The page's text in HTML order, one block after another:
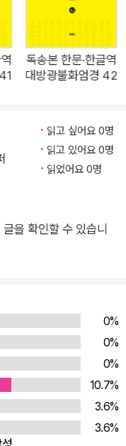
될 11품에 대한 서론과
. 부처님이 보리도량에
번에 걸쳐 39품을 설하
광명전인데 제7회 법회
게 보안보살의 질문에
게는 열 가지 대삼매를
, 청정심심행 대삼매,
명장 대삼매, 일곱째,
중생차별신 대삼매, 아
매이다. 이 열 가지 중
그지없는 큰마음을 내
, 삼매에 들어가는 열 가
열 가지 지혜, 삼매의 이
한문 원문을, 오른쪽
경이 비교적 이른 시기
독송본 한문·한글역
대방광불화엄경 42
읽고 싶어요 0명
읽고 있어요 0명
읽었어요 0명
을 확인할 수 있습니
0%
0%
0%
10.7%
3.6%
3.6%